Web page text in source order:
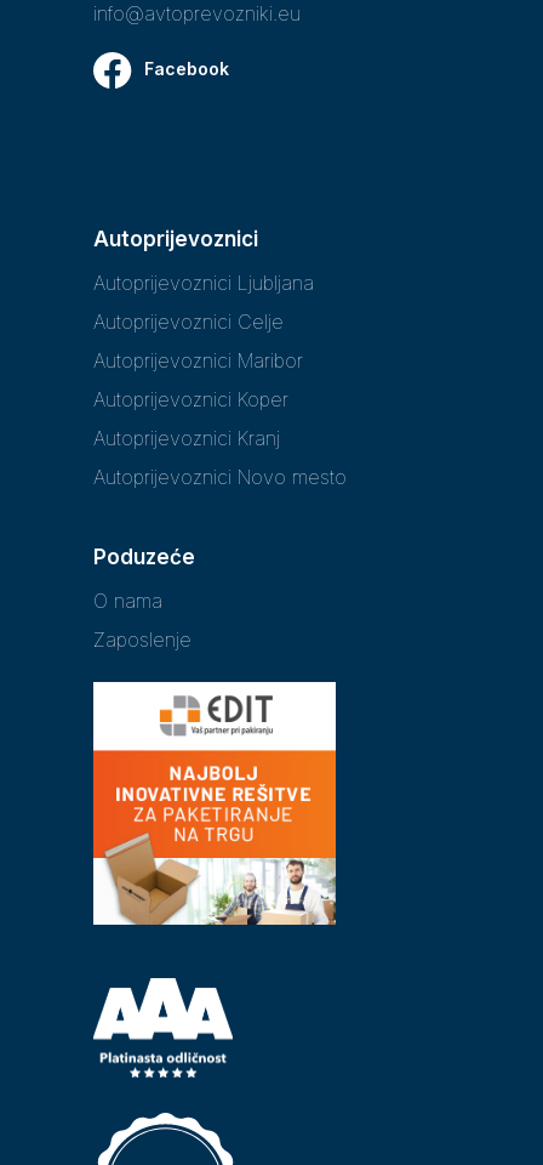
info@avtoprevozniki.eu
Facebook
Autoprijevoznici
Autoprijevoznici Ljubljana
Autoprijevoznici Celje
Autoprijevoznici Maribor
Autoprijevoznici Koper
Autoprijevoznici Kranj
Autoprijevoznici Novo mesto
Poduzeće
O nama
Zaposlenje